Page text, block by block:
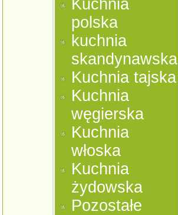
Kuchnia
polska
kuchnia
skandynawska
Kuchnia tajska
Kuchnia
węgierska
Kuchnia
włoska
Kuchnia
żydowska
Pozostałe